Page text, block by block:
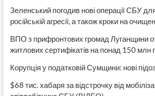
Зеленський погодив нові операції СБУ
російській агресії, а також кроки на
ВПО з прифронтових громад Луганщини
житлових сертифікатів на понад 150 млн
Корупція у податковій Сумщини: нові
$68 тис. хабаря за відстрочку від